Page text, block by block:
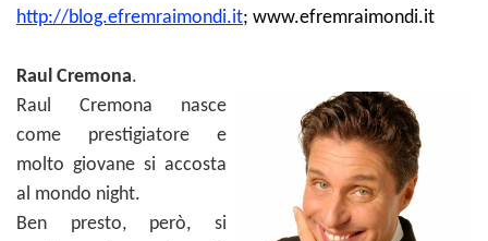
http://blog.efremraimondi.it; www.efremraimondi.it
Raul Cremona.
Raul Cremona nasce
come prestigiatore e
molto giovane si accosta
al mondo night.
Ben presto, però, si